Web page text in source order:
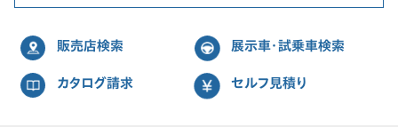
販売店検索 展示車・試乗車検索
カタログ請求 セルフ見積り